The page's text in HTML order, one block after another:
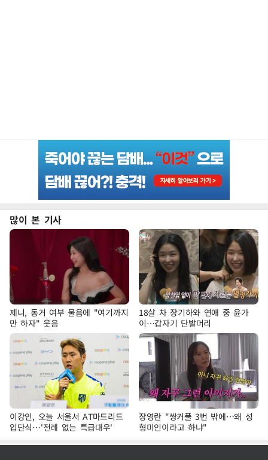
많이 본 기사
제니, 동거 여부 물음에 "여기까지
만 하자" 웃음
18살 차 장기하와 연애 중 윤가
이…갑자기 단발머리
이강인, 오늘 서울서 AT마드리드
입단식…'전례 없는 특급대우'
장영란 "쌍커풀 3번 밖에…왜 성
형미인이라고 하냐"